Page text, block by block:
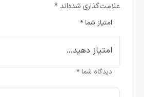
علامت‌گذاری شده‌اند*
امتیاز شما*
دیدگاه شما*